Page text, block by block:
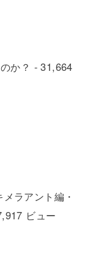
か？ - 31,664
ラアント編・
ビュー